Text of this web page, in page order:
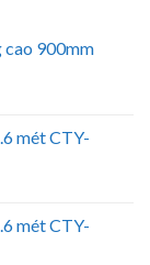
cao 900mm
mét CTY-
mét CTY-